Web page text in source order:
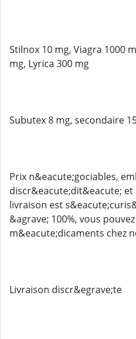
Stilnox 10 mg, Viagra 1000
mg, Lyrica 300 mg
Subutex 8 mg, secondaire
Prix n&eacute;gociables,
discr&eacute;dit&eacute;
livraison est
&agrave; 100%, vous
m&eacute;dicaments chez
Livraison discr&egrave;te